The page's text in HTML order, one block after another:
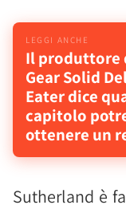
Il produttore
Gear Solid
Eater dice
capitolo
ottenere un
Sutherland è